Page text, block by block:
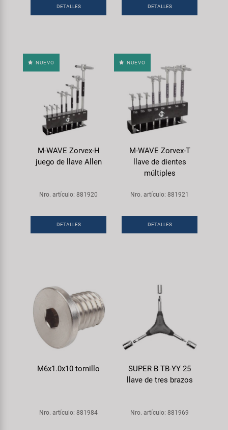
DETALLES DETALLES
NUEVO
M-WAVE Zorvex-H
juego de llave Allen
Nro. artículo: 881920
DETALLES
NUEVO
M-WAVE Zorvex-T
llave de dientes
múltiples
Nro. artículo: 881921
DETALLES
M6x1.0x10 tornillo
Nro. artículo: 881984
SUPER B TB-YY 25
llave de tres brazos
Nro. artículo: 881969